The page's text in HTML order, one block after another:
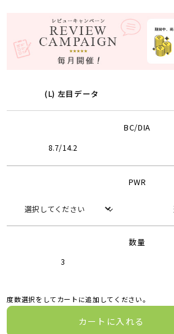
(L) 左目データ
BC/DIA
8.7/14.2
PWR
数量
3
度数選択をしてカートに追加してください。
カートに入れる